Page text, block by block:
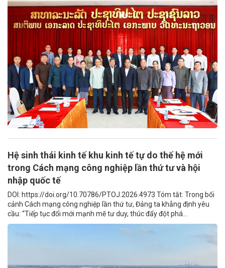
Hệ sinh thái kinh tế khu kinh tế tự do thế hệ mới
trong Cách mạng công nghiệp lần thứ tư và hội
nhập quốc tế
DOI: https://doi.org/10.70786/PTOJ.2026.4973 Tóm tắt: Trong bối
cảnh Cách mạng công nghiệp lần thứ tư, Đảng ta khẳng định yêu
cầu: “Tiếp tục đổi mới mạnh mẽ tư duy, thúc đẩy đột phá...